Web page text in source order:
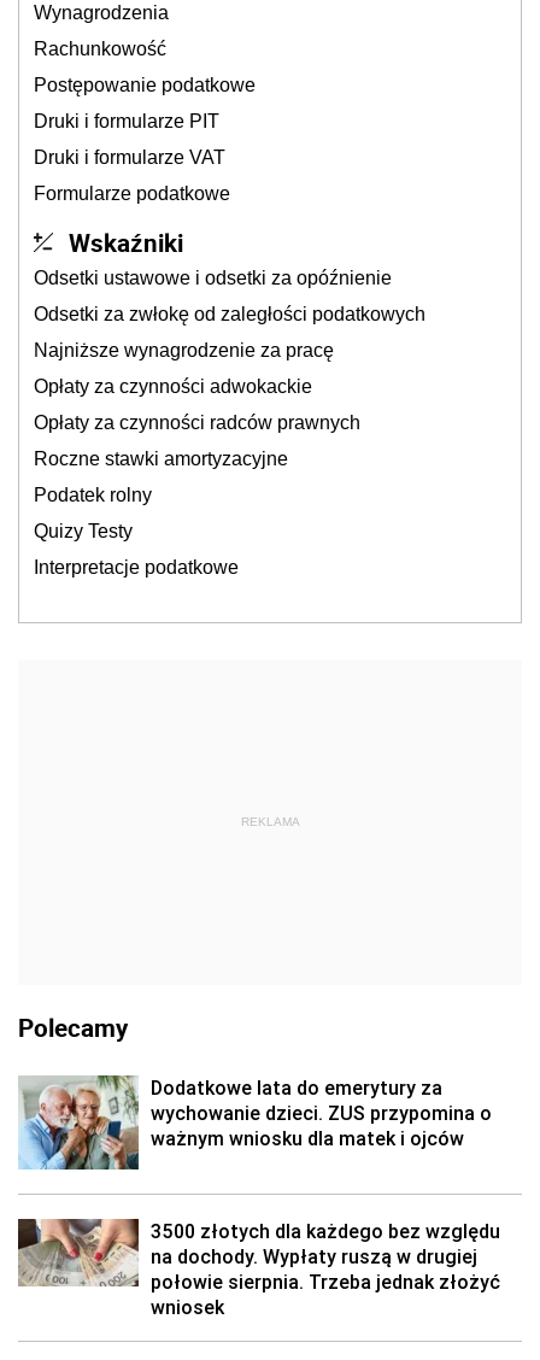
Wynagrodzenia
Rachunkowość
Postępowanie podatkowe
Druki i formularze PIT
Druki i formularze VAT
Formularze podatkowe
Wskaźniki
Odsetki ustawowe i odsetki za opóźnienie
Odsetki za zwłokę od zaległości podatkowych
Najniższe wynagrodzenie za pracę
Opłaty za czynności adwokackie
Opłaty za czynności radców prawnych
Roczne stawki amortyzacyjne
Podatek rolny
Quizy Testy
Interpretacje podatkowe
REKLAMA
Polecamy
Dodatkowe lata do emerytury za
wychowanie dzieci. ZUS przypomina o
ważnym wniosku dla matek i ojców
3500 złotych dla każdego bez względu
na dochody. Wypłaty ruszą w drugiej
połowie sierpnia. Trzeba jednak złożyć
wniosek